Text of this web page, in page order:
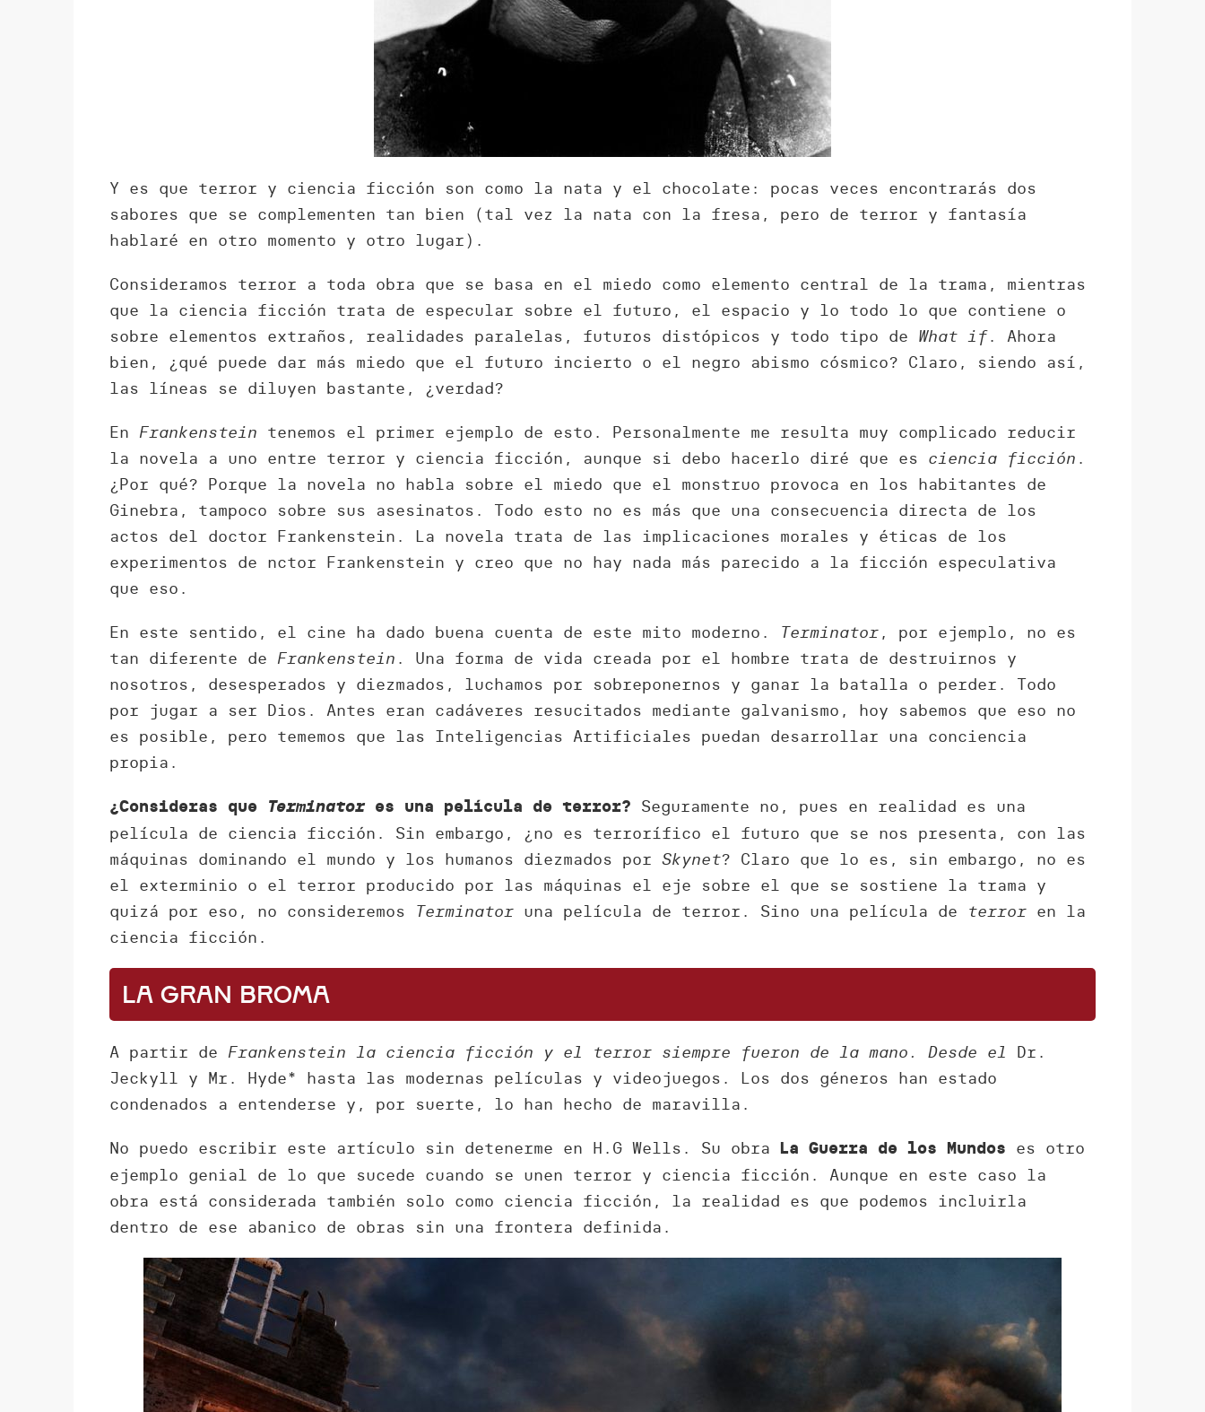
Y es que terror y ciencia ficción son como la nata y el chocolate: pocas veces encontrarás dos
sabores que se complementen tan bien (tal vez la nata con la fresa, pero de terror y fantasía
hablaré en otro momento y otro lugar).
Consideramos terror a toda obra que se basa en el miedo como elemento central de la trama, mientras
que la ciencia ficción trata de especular sobre el futuro, el espacio y lo todo lo que contiene o
sobre elementos extraños, realidades paralelas, futuros distópicos y todo tipo de What if. Ahora
bien, ¿qué puede dar más miedo que el futuro incierto o el negro abismo cósmico? Claro, siendo así,
las líneas se diluyen bastante, ¿verdad?
En Frankenstein tenemos el primer ejemplo de esto. Personalmente me resulta muy complicado reducir
la novela a uno entre terror y ciencia ficción, aunque si debo hacerlo diré que es ciencia ficción .
¿Por qué? Porque la novela no habla sobre el miedo que el monstruo provoca en los habitantes de
Ginebra, tampoco sobre sus asesinatos. Todo esto no es más que una consecuencia directa de los
actos del doctor Frankenstein. La novela trata de las implicaciones morales y éticas de los
experimentos de nctor Frankenstein y creo que no hay nada más parecido a la ficción especulativa
que eso.
En este sentido, el cine ha dado buena cuenta de este mito moderno. Terminator, por ejemplo, no es
tan diferente de Frankenstein . Una forma de vida creada por el hombre trata de destruirnos y
nosotros, desesperados y diezmados, luchamos por sobreponernos y ganar la batalla o perder. Todo
por jugar a ser Dios. Antes eran cadáveres resucitados mediante galvanismo, hoy sabemos que eso no
es posible, pero tememos que las Inteligencias Artificiales puedan desarrollar una conciencia
propia.
¿Consideras que Terminator es una película de terror? Seguramente no, pues en realidad es una
película de ciencia ficción. Sin embargo, ¿no es terrorífico el futuro que se nos presenta, con las
máquinas dominando el mundo y los humanos diezmados porSkynet? Claro que lo es, sin embargo, no es
el exterminio o el terror producido por las máquinas el eje sobre el que se sostiene la trama y
quizá por eso, no consideremos Terminator una película de terror. Sino una película de terror en la
ciencia ficción.
La gran broma
A partir de Frankenstein la ciencia ficción y el terror siempre fueron de la mano. Desde el Dr.
Jeckyll y Mr. Hyde* hasta las modernas películas y videojuegos. Los dos géneros han estado
condenados a entenderse y, por suerte, lo han hecho de maravilla.
No puedo escribir este artículo sin detenerme en H.G Wells. Su obra La Guerra de los Mundos es otro
ejemplo genial de lo que sucede cuando se unen terror y ciencia ficción. Aunque en este caso la
obra está considerada también solo como ciencia ficción, la realidad es que podemos incluirla
dentro de ese abanico de obras sin una frontera definida.